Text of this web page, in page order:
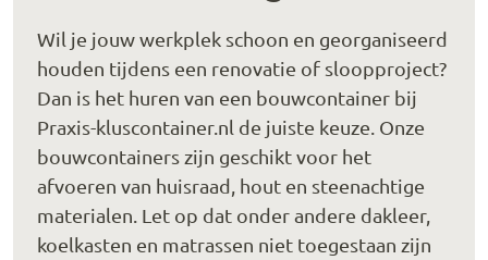
Wil je jouw werkplek schoon en georganiseerd
houden tijdens een renovatie of sloopproject?
Dan is het huren van een bouwcontainer bij
Praxis-kluscontainer.nl de juiste keuze. Onze
bouwcontainers zijn geschikt voor het
afvoeren van huisraad, hout en steenachtige
materialen. Let op dat onder andere dakleer,
koelkasten en matrassen niet toegestaan zijn